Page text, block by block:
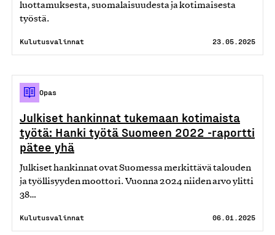
luottamuksesta, suomalaisuudesta ja kotimaisesta
työstä.
Kulutusvalinnat 23.05.2025
Opas
Julkiset hankinnat tukemaan kotimaista
työtä: Hanki työtä Suomeen 2022 -raportti
pätee yhä
Julkiset hankinnat ovat Suomessa merkittävä talouden
ja työllisyyden moottori. Vuonna 2024 niiden arvo ylitti
38…
Kulutusvalinnat 06.01.2025